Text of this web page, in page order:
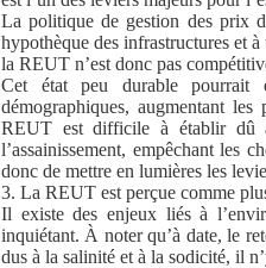
La politique de gestion des prix
hypothèque des infrastructures et
la REUT n’est donc pas
Cet état peu durable pourrait
démographiques, augmentant
REUT est difficile à établir dû
l’assainissement, empêchant les
donc de mettre en lumières les
3. La REUT est perçue comme
Il existe des enjeux liés à
inquiétant. À noter qu’à date, le
dus à la salinité et à la sodicité, il